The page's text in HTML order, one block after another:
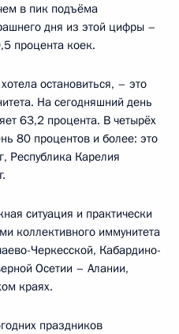
в пик подъёма
дня из этой цифры –
процента коек.
остановиться, – это
На сегодняшний день
63,2 процента. В четырёх
80 процентов и более: это
Республика Карелия
ситуация и практически
коллективного иммунитета
Черкесской, Кабардино-
Осетии – Алании,
краях.
праздников